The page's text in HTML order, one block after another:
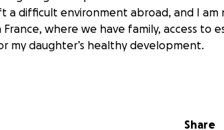
a difficult environment abroad, and I am
where we have family, access to
my daughter’s healthy development.
potentially separate us or force us to
Share